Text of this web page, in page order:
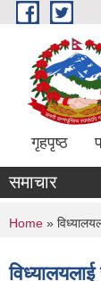
Skip to main
गृहपृष्ठ
समाचार
You
Home »